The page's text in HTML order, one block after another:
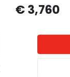
€ 3,760